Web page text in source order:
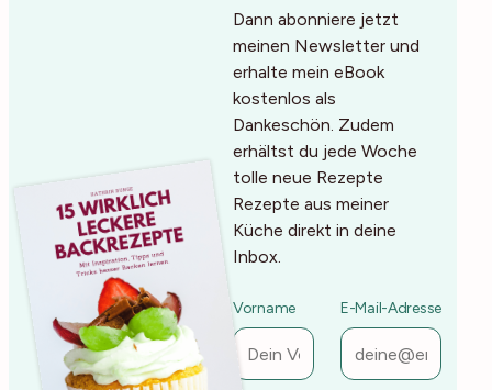
Dann abonniere jetzt
meinen Newsletter und
erhalte mein eBook
kostenlos als
Dankeschön. Zudem
erhältst du jede Woche
tolle neue Rezepte
Rezepte aus meiner
Küche direkt in deine
Inbox.
Vorname E-Mail-Adresse